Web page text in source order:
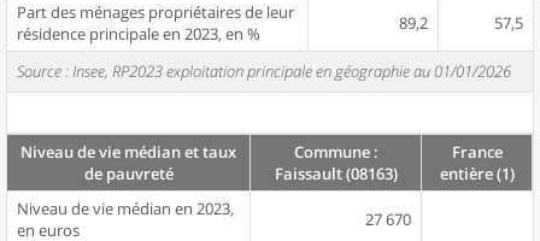
Part des ménages propriétaires de leur
résidence principale en 2023, en %
89,2 57,5
Source : Insee, RP2023 exploitation principale en géographie au 01/01/2026
Niveau de vie médian et taux
de pauvreté
Commune :
Faissault (08163)
France
entière (1)
Niveau de vie médian en 2023,
en euros
27 670